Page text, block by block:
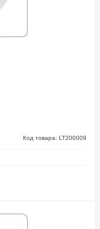
Код товара: LT200009